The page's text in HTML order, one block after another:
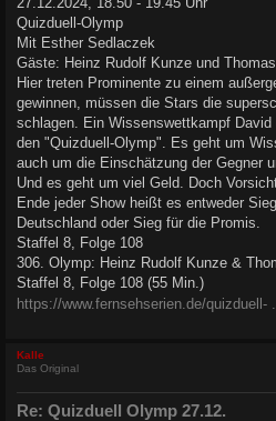
t
r
a
g
Quizduell-Olymp
Mit Esther Sedlaczek
Gäste: Heinz Rudolf Kunze und
Hier treten Prominente zu einem
gewinnen, müssen die Stars die
schlagen. Ein Wissenswettkampf
den "Quizduell-Olymp". Es geht um
auch um die Einschätzung der Gegner
Und es geht um viel Geld. Doch
Ende jeder Show heißt es entweder
Deutschland oder Sieg für die Promis.
Staffel 8, Folge 108
306. Olymp: Heinz Rudolf Kunze &
Staffel 8, Folge 108 (55 Min.)
https://www.fernsehserien.de/quizduell-
Kalle
Das Original
Re: Quizduell Olymp 27.12.